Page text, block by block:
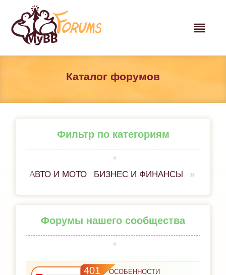
Каталог форумов
Фильтр по категориям
АВТО И МОТО БИЗНЕС И ФИНАНСЫ
Форумы нашего сообщества
401
ОСОБЕННОСТИ